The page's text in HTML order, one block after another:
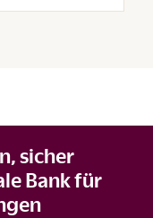
sicher
Bank für